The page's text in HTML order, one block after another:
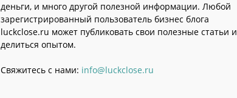
деньги, и много другой полезной информации. Любой
зарегистрированный пользователь бизнес блога
luckclose.ru может публиковать свои полезные статьи и
делиться опытом.
Свяжитесь с нами: info@luckclose.ru